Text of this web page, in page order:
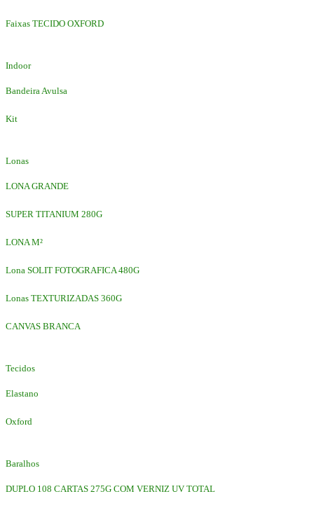
Faixas TECIDO OXFORD
Indoor
Bandeira Avulsa
Kit
Lonas
LONA GRANDE
SUPER TITANIUM 280G
LONA M²
Lona SOLIT FOTOGRAFICA 480G
Lonas TEXTURIZADAS 360G
CANVAS BRANCA
Tecidos
Elastano
Oxford
Baralhos
DUPLO 108 CARTAS 275G COM VERNIZ UV TOTAL